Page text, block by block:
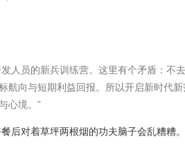
人员的新兵训练营。这里有个矛盾：不
航向与短期利益回报。所以开启新时代
心境。”
后对着草坪两根烟的功夫脑子会乱糟糟